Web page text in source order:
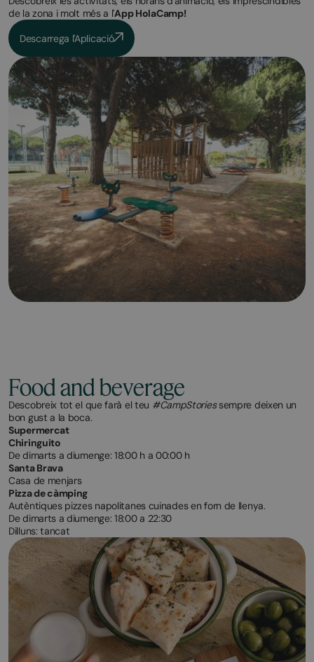
de la zona i molt més a l'App HolaCamp!
Descarrega l'Aplicació
Food and beverage
Descobreix tot el que farà el teu #CampStoriessempre deixen un
bon gust a la boca.
Supermercat
Chiringuito
De dimarts a diumenge: 18:00 h a 00:00 h
Santa Brava
Casa de menjars
Pizza de càmping
Autèntiques pizzes napolitanes cuinades en forn de llenya.
De dimarts a diumenge: 18:00 a 22:30
Dilluns: tancat